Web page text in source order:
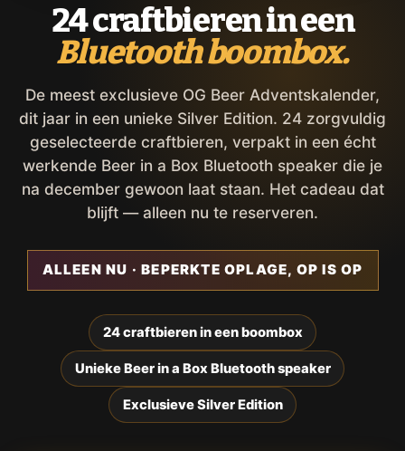
24 craftbieren in een
Bluetooth boombox.
De meest exclusieve OG Beer Adventskalender,
dit jaar in een unieke Silver Edition. 24 zorgvuldig
geselecteerde craftbieren, verpakt in een écht
werkende Beer in a Box Bluetooth speaker die je
na december gewoon laat staan. Het cadeau dat
blijft — alleen nu te reserveren.
ALLEEN NU · BEPERKTE OPLAGE, OP IS OP
24 craftbieren in een boombox
Unieke Beer in a Box Bluetooth speaker
Exclusieve Silver Edition